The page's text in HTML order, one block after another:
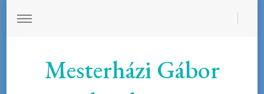
Mesterházi Gábor